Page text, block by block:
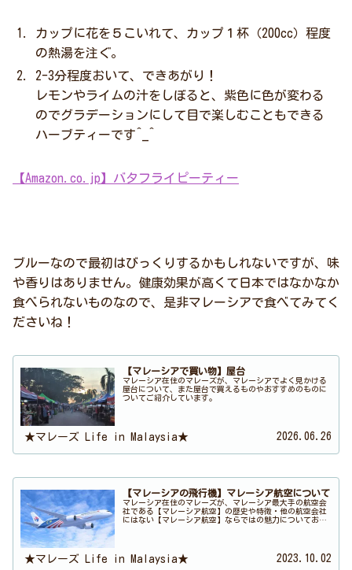
カップに花を５こいれて、カップ１杯（200cc）程度
の熱湯を注ぐ。
2-3分程度おいて、できあがり！
レモンやライムの汁をしぼると、紫色に色が変わる
のでグラデーションにして目で楽しむこともできる
ハーブティーです^_^
【Amazon.co.jp】バタフライピーティー
ブルーなので最初はびっくりするかもしれないですが、味
や香りはありません。健康効果が高くて日本ではなかなか
食べられないものなので、是非マレーシアで食べてみてく
ださいね！
【マレーシアで買い物】屋台
マレーシア在住のマレーズが、マレーシアでよく見かける
屋台について、また屋台で買えるものやおすすめのものに
ついてご紹介しています。
★マレーズ Life in Malaysia★ 2026.06.26
【マレーシアの飛行機】マレーシア航空について
マレーシア在住のマレーズが、マレーシア最大手の航空会
社である【マレーシア航空】の歴史や特徴・他の航空会社
にはない【マレーシア航空】ならではの魅力についてお話
★マレーズ Life in Malaysia★ 2023.10.02